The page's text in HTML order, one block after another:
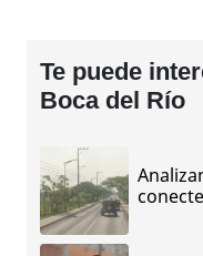
Te puede
Boca del Río